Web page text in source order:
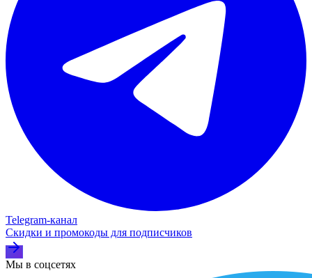
Telegram‑канал
Скидки и промокоды для подписчиков
Мы в соцсетях